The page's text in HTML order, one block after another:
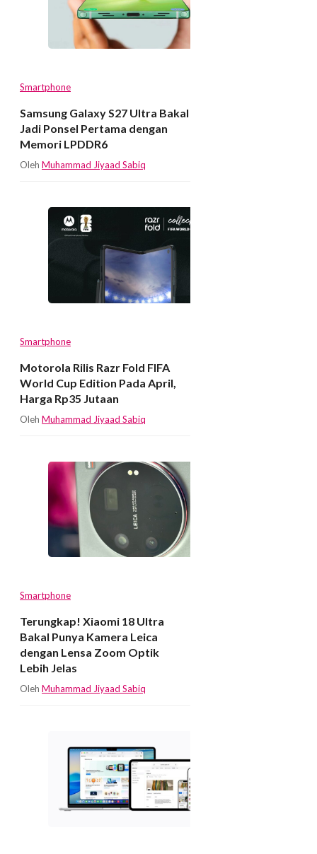
Smartphone
Samsung Galaxy S27 Ultra Bakal
Jadi Ponsel Pertama dengan
Memori LPDDR6
Oleh Muhammad Jiyaad Sabiq
Smartphone
Motorola Rilis Razr Fold FIFA
World Cup Edition Pada April,
Harga Rp35 Jutaan
Oleh Muhammad Jiyaad Sabiq
Smartphone
Terungkap! Xiaomi 18 Ultra
Bakal Punya Kamera Leica
dengan Lensa Zoom Optik
Lebih Jelas
Oleh Muhammad Jiyaad Sabiq